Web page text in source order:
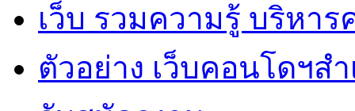
เว็บ รวมความรู้ บริหาร
ตัวอย่าง เว็บคอนโดฯสำ